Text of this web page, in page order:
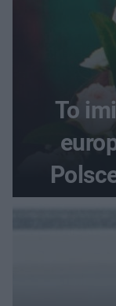
To